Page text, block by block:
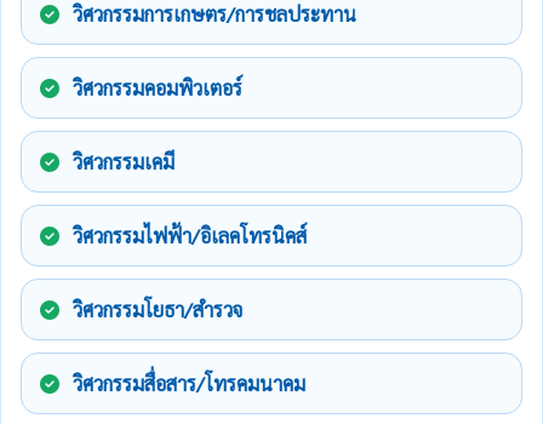
วิศวกรรมการเกษตร/การชลประทาน
วิศวกรรมคอมพิวเตอร์
วิศวกรรมเคมี
วิศวกรรมไฟฟ้า/อิเลคโทรนิคส์
วิศวกรรมโยธา/สำรวจ
วิศวกรรมสื่อสาร/โทรคมนาคม